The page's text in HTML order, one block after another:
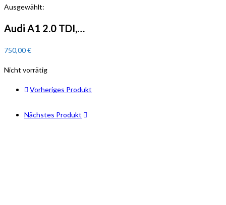
Ausgewählt:
Audi A1 2.0 TDI,…
750,00€
Nicht vorrätig
Vorheriges Produkt
Nächstes Produkt